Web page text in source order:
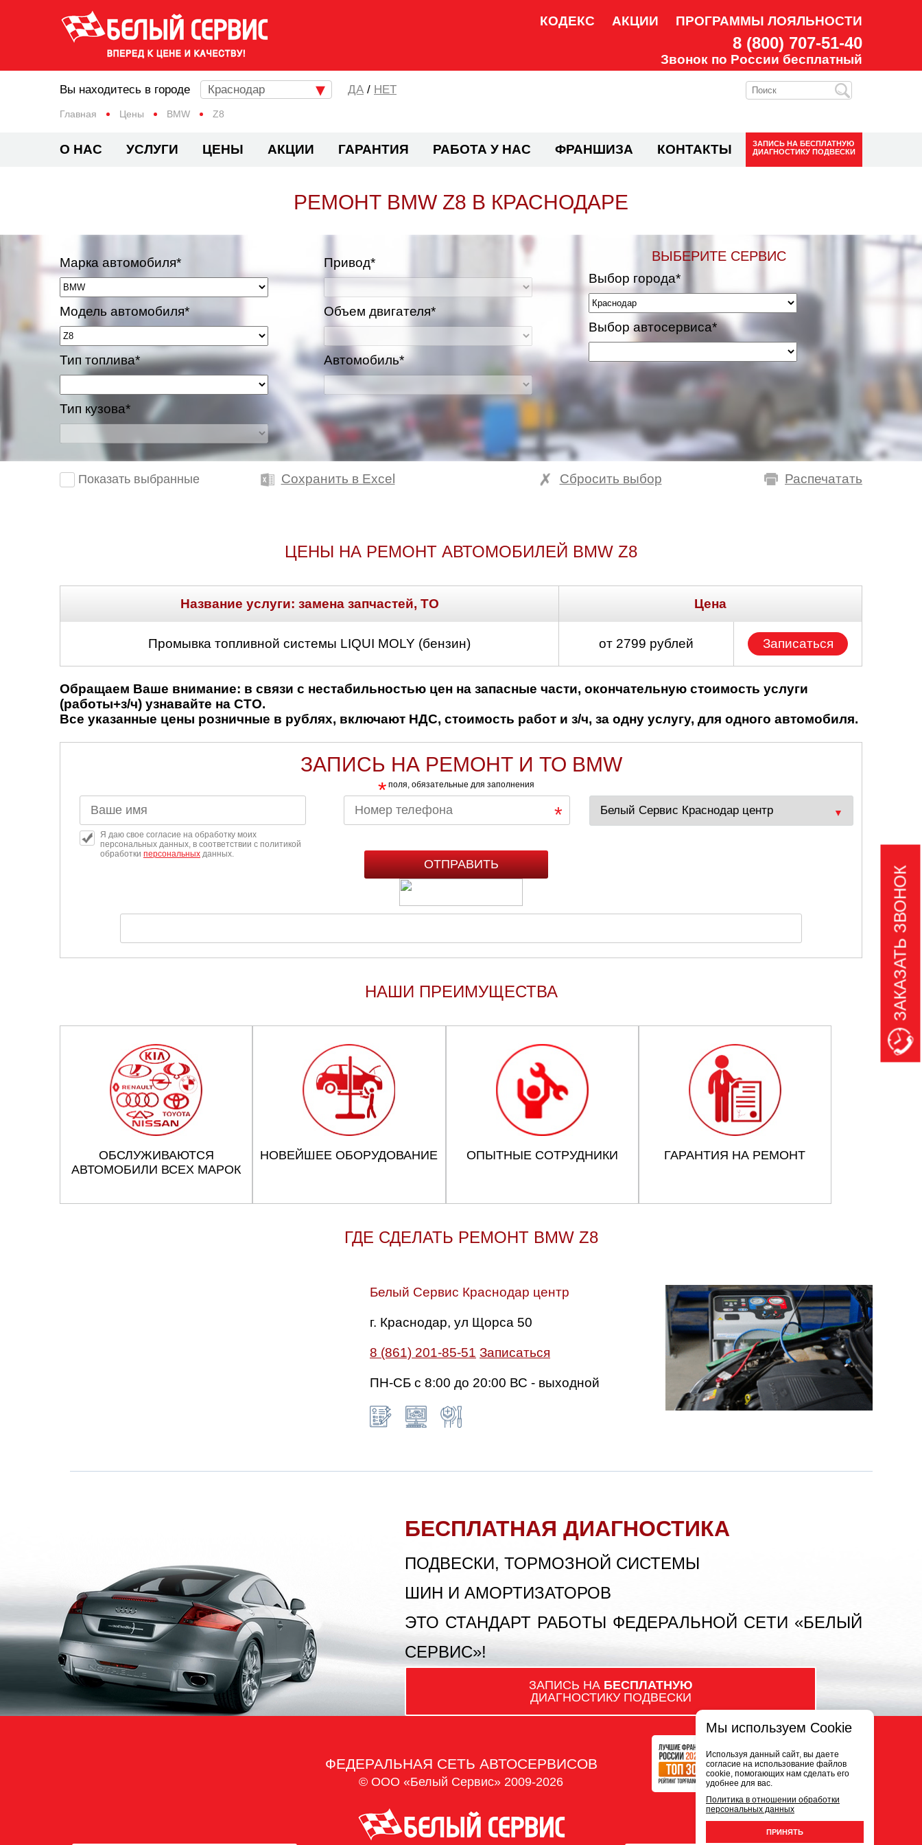
КОДЕКС АКЦИИ ПРОГРАММЫ ЛОЯЛЬНОСТИ
8 (800) 707-51-40
Звонок по России бесплатный
Главная Цены BMW Z8
Вы находитесь в городе Краснодар / НЕТ
О НАС УСЛУГИ ЦЕНЫ АКЦИИ ГАРАНТИЯ РАБОТА У НАС ФРАНШИЗА КОНТАКТЫ ЗАПИСЬ НА БЕСПЛАТНУЮ
ДИАГНОСТИКУ ПОДВЕСКИ
РЕМОНТ BMW Z8 В КРАСНОДАРЕ
Марка автомобиля*
Модель автомобиля*
Тип топлива*
Тип кузова*
Привод*
Объем двигателя*
Автомобиль*
ВЫБЕРИТЕ СЕРВИС
Выбор города*
Выбор автосервиса*
Показать выбранные Сохранить в Excel Распечатать
Сбросить выбор
ЦЕНЫ НА РЕМОНТ АВТОМОБИЛЕЙ BMW Z8
Название услуги: замена запчастей, ТО Цена
Промывка топливной системы LIQUI MOLY (бензин) от 2799 рублей Записаться
Обращаем Ваше внимание: в связи с нестабильностью цен на запасные части, окончательную стоимость услуги
(работы+з/ч) узнавайте на СТО.
Все указанные цены розничные в рублях, включают НДС, стоимость работ и з/ч, за одну услугу, для одного автомобиля.
ЗАПИСЬ НА РЕМОНТ И ТО BMW
* поля, обязательные для заполнения
Я даю свое согласие на обработку моих
персональных данных, в соответствии с политикой
обработки персональных данных.
НАШИ ПРЕИМУЩЕСТВА
ОБСЛУЖИВАЮТСЯ
АВТОМОБИЛИ ВСЕХ МАРОК
НОВЕЙШЕЕ ОБОРУДОВАНИЕ ОПЫТНЫЕ СОТРУДНИКИ ГАРАНТИЯ НА РЕМОНТ
ГДЕ СДЕЛАТЬ РЕМОНТ BMW Z8
Белый Сервис Краснодар центр
г. Краснодар, ул Щорса 50
8 (861) 201-85-51 Записаться
ПН-СБ с 8:00 до 20:00 ВС - выходной
БЕСПЛАТНАЯ ДИАГНОСТИКА
ПОДВЕСКИ, ТОРМОЗНОЙ СИСТЕМЫ
ШИН И АМОРТИЗАТОРОВ
ЭТО СТАНДАРТ РАБОТЫ ФЕДЕРАЛЬНОЙ СЕТИ «БЕЛЫЙ
СЕРВИС»!
ЗАПИСЬ НА БЕСПЛАТНУЮ
ДИАГНОСТИКУ ПОДВЕСКИ
ФЕДЕРАЛЬНАЯ СЕТЬ АВТОСЕРВИСОВ
© ООО «Белый Сервис» 2009-2026
ЗАКАЗАТЬ ЗВОНОК
Мы используем Cookie
Используя данный сайт, вы даете
согласие на использование файлов
cookie, помогающих нам сделать его
удобнее для вас.
Политика в отношении обработки
персональных данных
ПРИНЯТЬ